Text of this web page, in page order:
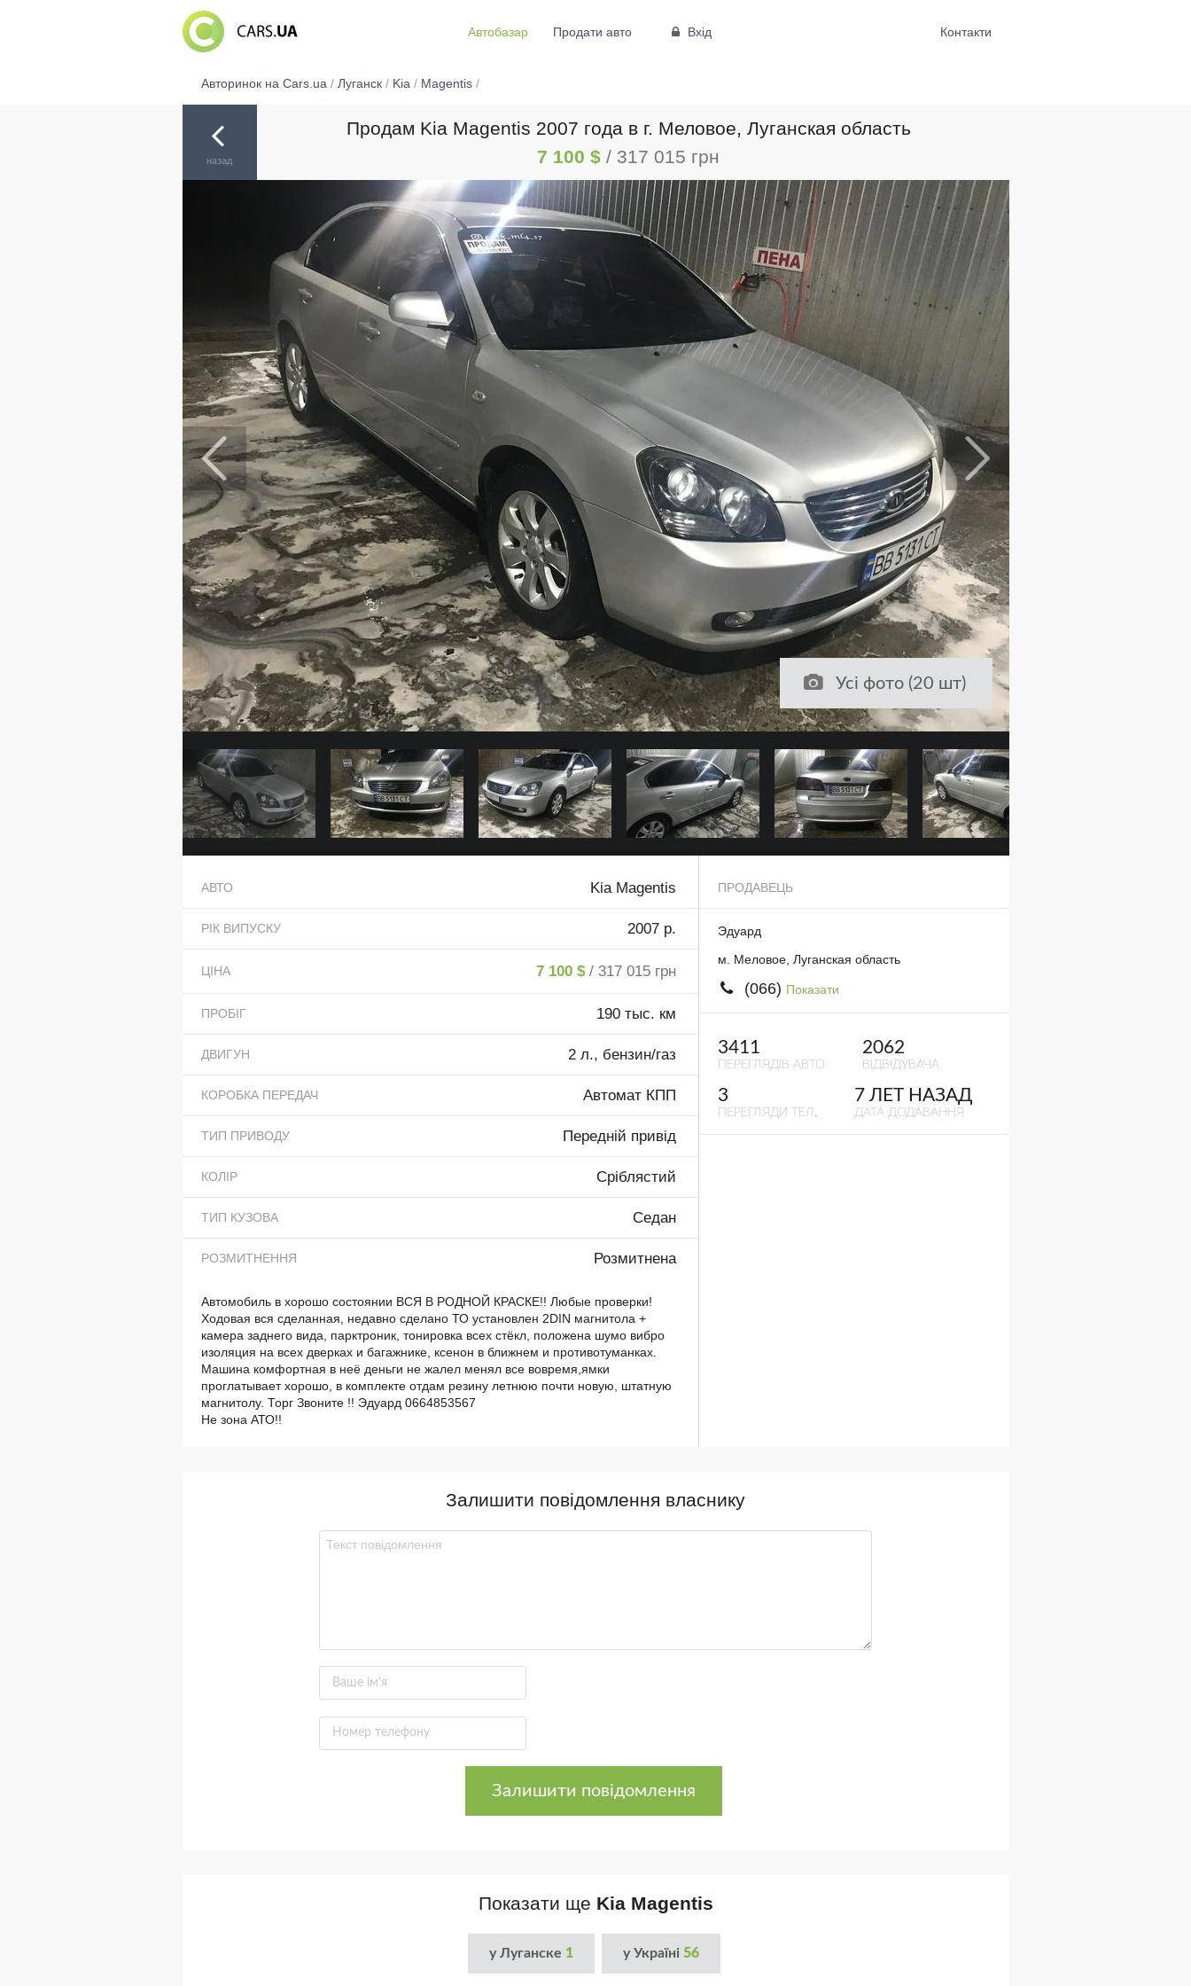
Автобазар Продати авто Вхід Контакти
Авторинок на Cars.ua / Луганск/ Kia / Magentis/
назад
Продам Kia Magentis 2007 года в г. Меловое, Луганская область
7 100 $ / 317 015 грн
Усі фото (20 шт)
АВТО Kia Magentis
РІК ВИПУСКУ 2007 р.
ЦІНА 7 100 $ / 317 015 грн
ПРОБІГ 190 тыс. км
ДВИГУН 2 л., бензин/газ
КОРОБКА ПЕРЕДАЧ Автомат КПП
ТИП ПРИВОДУ Передній привід
КОЛІР Сріблястий
ТИП КУЗОВА Седан
РОЗМИТНЕННЯ Розмитнена
Автомобиль в хорошо состоянии ВСЯ В РОДНОЙ КРАСКЕ!! Любые проверки!
Ходовая вся сделанная, недавно сделано ТО установлен 2DIN магнитола +
камера заднего вида, парктроник, тонировка всех стёкл, положена шумо вибро
изоляция на всех дверках и багажнике, ксенон в ближнем и противотуманках.
Машина комфортная в неё деньги не жалел менял все вовремя,ямки
проглатывает хорошо, в комплекте отдам резину летнюю почти новую, штатную
магнитолу. Торг Звоните !! Эдуард 0664853567
Не зона АТО!!
ПРОДАВЕЦЬ
Эдуард
м. Меловое, Луганская область
(066) Показати
3411
ПЕРЕГЛЯДІВ АВТО
2062
ВІДВІДУВАЧА
3
ПЕРЕГЛЯДИ ТЕЛ.
7 ЛЕТ НАЗАД
ДАТА ДОДАВАННЯ
Залишити повідомлення власнику
Залишити повідомлення
Показати ще Kia Magentis
у Луганске 1 у Україні 56